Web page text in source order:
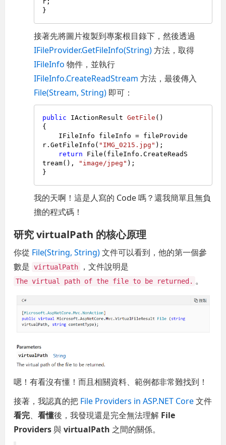
接著先將圖片複製到專案根目錄下，然後透過
IFileProvider.GetFileInfo(String)方法，取得
IFileInfo 物件，並執行
IFileInfo.CreateReadStream 方法，最後傳入
File(Stream, String) 即可：
public IActionResult GetFile ()
{
r.GetFileInfo( "IMG_0215.jpg" );
return File(fileInfo.CreateReadS
tream(),
"image/jpeg" );
我的天啊！這是人寫的 Code 嗎？還我簡單且無負
擔的程式碼！
研究 virtualPath 的核心原理
你從 File(String, String)文件可以看到，他的第一個參
數是 virtualPath ，文件說明是
The virtual path of the file to be returned. 。
嗯！有看沒有懂！而且相關資料、範例都非常難找到！
接著，我認真的把 File Providers in ASP.NET Core文件
看完、看懂後，我發現還是完全無法理解 File
Providers與virtualPath 之間的關係。